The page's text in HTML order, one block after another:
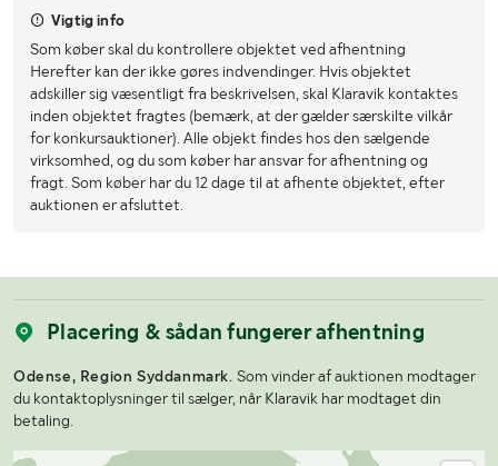
Vigtig info
Som køber skal du kontrollere objektet ved afhentning
Herefter kan der ikke gøres indvendinger. Hvis objektet
adskiller sig væsentligt fra beskrivelsen, skal Klaravik kontaktes
inden objektet fragtes (bemærk, at der gælder særskilte vilkår
for konkursauktioner). Alle objekt findes hos den sælgende
virksomhed, og du som køber har ansvar for afhentning og
fragt. Som køber har du 12 dage til at afhente objektet, efter
auktionen er afsluttet.
Placering & sådan fungerer afhentning
Odense, Region Syddanmark. Som vinder af auktionen modtager
du kontaktoplysninger til sælger, når Klaravik har modtaget din
betaling.